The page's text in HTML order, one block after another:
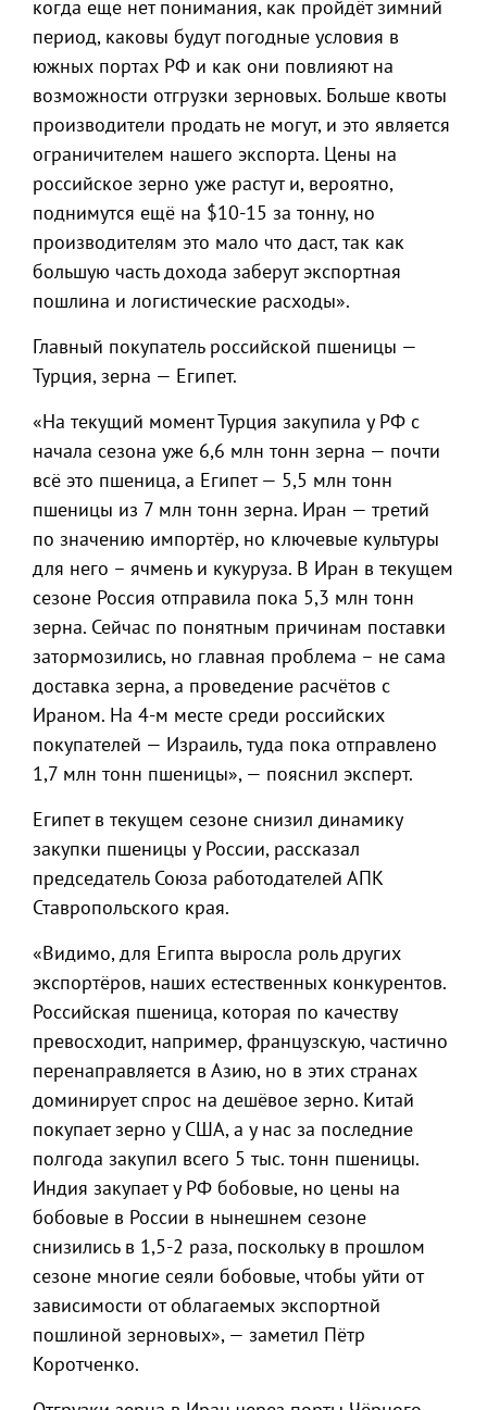
когда еще нет понимания, как пройдёт зимний
период, каковы будут погодные условия в
южных портах РФ и как они повлияют на
возможности отгрузки зерновых. Больше квоты
производители продать не могут, и это является
ограничителем нашего экспорта. Цены на
российское зерно уже растут и, вероятно,
поднимутся ещё на $10-15 за тонну, но
производителям это мало что даст, так как
большую часть дохода заберут экспортная
пошлина и логистические расходы».
Главный покупатель российской пшеницы —
Турция, зерна — Египет.
«На текущий момент Турция закупила у РФ с
начала сезона уже 6,6 млн тонн зерна — почти
всё это пшеница, а Египет — 5,5 млн тонн
пшеницы из 7 млн тонн зерна. Иран — третий
по значению импортёр, но ключевые культуры
для него – ячмень и кукуруза. В Иран в текущем
сезоне Россия отправила пока 5,3 млн тонн
зерна. Сейчас по понятным причинам поставки
затормозились, но главная проблема – не сама
доставка зерна, а проведение расчётов с
Ираном. На 4-м месте среди российских
покупателей — Израиль, туда пока отправлено
1,7 млн тонн пшеницы», — пояснил эксперт.
Египет в текущем сезоне снизил динамику
закупки пшеницы у России, рассказал
председатель Союза работодателей АПК
Ставропольского края.
«Видимо, для Египта выросла роль других
экспортёров, наших естественных конкурентов.
Российская пшеница, которая по качеству
превосходит, например, французскую, частично
перенаправляется в Азию, но в этих странах
доминирует спрос на дешёвое зерно. Китай
покупает зерно у США, а у нас за последние
полгода закупил всего 5 тыс. тонн пшеницы.
Индия закупает у РФ бобовые, но цены на
бобовые в России в нынешнем сезоне
снизились в 1,5-2 раза, поскольку в прошлом
сезоне многие сеяли бобовые, чтобы уйти от
зависимости от облагаемых экспортной
пошлиной зерновых», — заметил Пётр
Коротченко.